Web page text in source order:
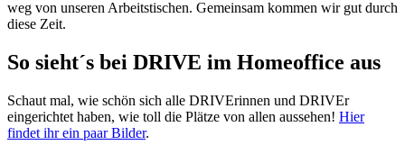
weg von unseren Arbeitstischen. Gemeinsam kommen wir gut durch
diese Zeit.
So sieht´s bei DRIVE im Homeoffice aus
Schaut mal, wie schön sich alle DRIVErinnen und DRIVEr
eingerichtet haben, wie toll die Plätze von allen aussehen! Hier
findet ihr ein paar Bilder.